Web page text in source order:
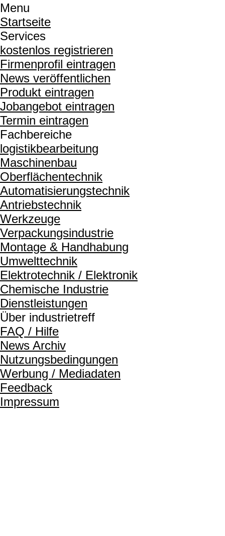
Menu
Startseite
Services
kostenlos registrieren
Firmenprofil eintragen
News veröffentlichen
Produkt eintragen
Jobangebot eintragen
Termin eintragen
Fachbereiche
logistikbearbeitung
Maschinenbau
Oberflächentechnik
Automatisierungstechnik
Antriebstechnik
Werkzeuge
Verpackungsindustrie
Montage & Handhabung
Umwelttechnik
Elektrotechnik / Elektronik
Chemische Industrie
Dienstleistungen
Über industrietreff
FAQ / Hilfe
News Archiv
Nutzungsbedingungen
Werbung / Mediadaten
Feedback
Impressum